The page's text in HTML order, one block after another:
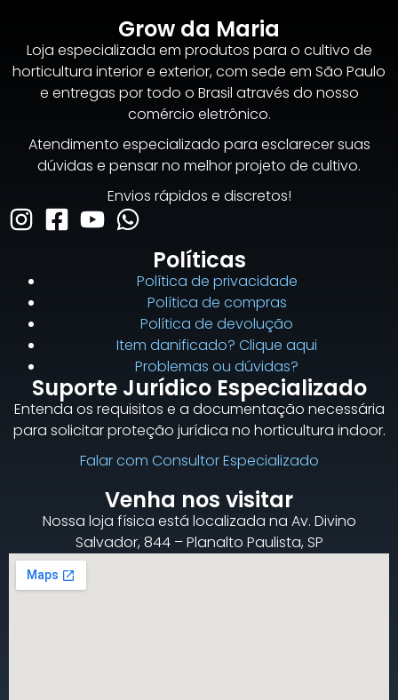
Grow da Maria
Loja especializada em produtos para o cultivo de
horticultura interior e exterior, com sede em São Paulo
e entregas por todo o Brasil através do nosso
comércio eletrônico.
Atendimento especializado para esclarecer suas
dúvidas e pensar no melhor projeto de cultivo.
Envios rápidos e discretos!
Políticas
Política de privacidade
Política de compras
Política de devolução
Item danificado? Clique aqui
Problemas ou dúvidas?
Suporte Jurídico Especializado
Entenda os requisitos e a documentação necessária
para solicitar proteção jurídica no horticultura indoor.
Falar com Consultor Especializado
Venha nos visitar
Nossa loja física está localizada na Av. Divino
Salvador, 844 – Planalto Paulista, SP